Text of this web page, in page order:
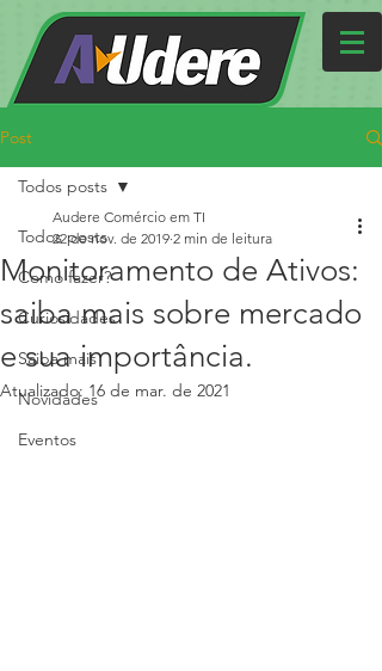
Post
Todos posts
Como fazer?
Curiosidades
Saiba mais
Novidades
Eventos
Todos posts
Monitoramento de Ativos:
saiba mais sobre mercado
e sua importância.
Audere Comércio em TI
22 de nov. de 2019 2 min de leitura
Atualizado: 16 de mar. de 2021